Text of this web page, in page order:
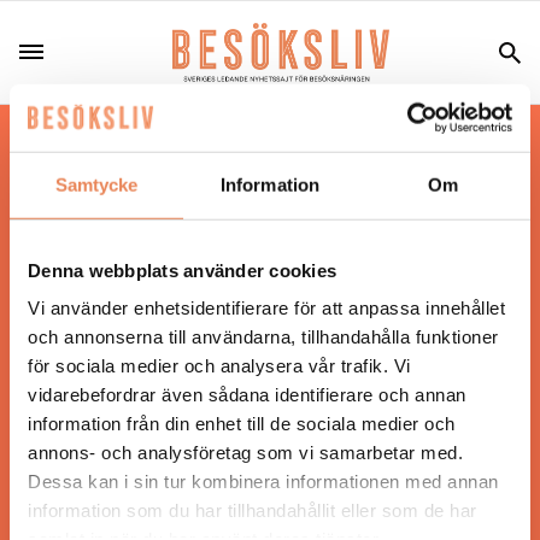
Samtycke Information Om
Denna webbplats använder cookies
Vi använder enhetsidentifierare för att anpassa innehållet
och annonserna till användarna, tillhandahålla funktioner
för sociala medier och analysera vår trafik. Vi
vidarebefordrar även sådana identifierare och annan
information från din enhet till de sociala medier och
annons- och analysföretag som vi samarbetar med.
Dessa kan i sin tur kombinera informationen med annan
information som du har tillhandahållit eller som de har
Hos oss läser du landets mest uppdaterade
nyheter och snackisar inom besöksnäringen.
Besöksliv i sin tryckta form är ett affärsmagasin
Tidningen ges ut avVisita
ANSVARIG UTGIVARE
Jonas Siljhammar
UPPHOVSRÄTT